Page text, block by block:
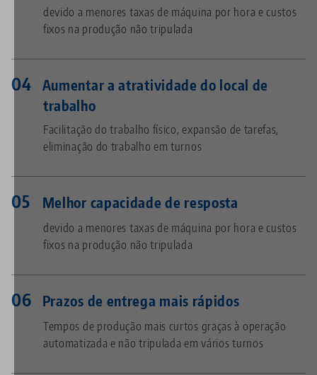
devido a menores taxas de máquina por hora e custos
fixos na produção não tripulada
Aumentar a atratividade do local de
trabalho
Facilitação do trabalho físico, expansão de tarefas,
eliminação do trabalho em turnos
Melhor capacidade de resposta
devido a menores taxas de máquina por hora e custos
fixos na produção não tripulada
Prazos de entrega mais rápidos
Tempos de produção mais curtos graças à operação
automatizada e não tripulada em vários turnos